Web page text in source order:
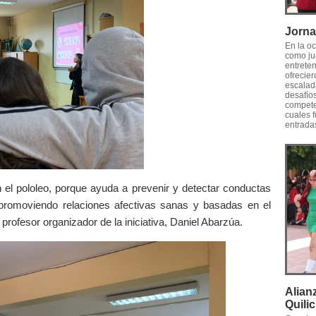
pololeo, porque ayuda a prevenir y detectar conductas
relaciones afectivas sanas y basadas en el
organizador de la iniciativa, Daniel Abarzúa.
En la
como
cuales